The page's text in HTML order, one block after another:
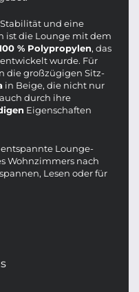
und eine
ist die Lounge mit dem
% Polypropylen, das
wurde. Für
die großzügigen Sitz-
in Beige, die nicht nur
durch ihre
Eigenschaften
entspannte Lounge-
Wohnzimmers nach
Lesen oder für